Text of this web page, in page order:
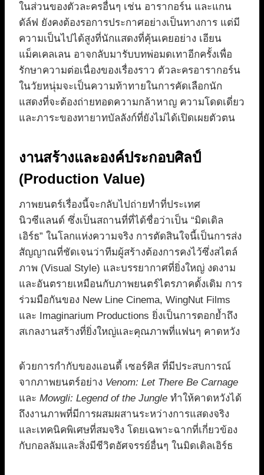
ในส่วนของตัวละครอื่นๆ เช่น อารากอร์น และแกน
ดัล์ฟ ยังคงต้องรอการประกาศอย่างเป็นทางการ แต่มี
ความเป็นไปได้สูงที่นักแสดงที่คุ้นเคยอย่าง เอียน
แม็คเคลเลน อาจกลับมารับบทพ่อมดเทาอีกครั้งเพื่อ
รักษาความต่อเนื่องของเรื่องราว ตัวละครอารากอร์น
ในวัยหนุ่มจะเป็นความท้าทายในการคัดเลือกนัก
แสดงที่จะต้องถ่ายทอดความกล้าหาญ ความโดดเดี่ยว
และภาระของทายาทบัลลังก์ที่ยังไม่ได้เปิดเผยตัวตน
งานสร้างและองค์ประกอบศิลป์
(Production Value)
ภาพยนตร์เรื่องนี้จะกลับไปถ่ายทำที่ประเทศ
นิวซีแลนด์ ซึ่งเป็นสถานที่ที่ได้ชื่อว่าเป็น “มิดเดิล
เอิร์ธ” ในโลกแห่งความจริง การตัดสินใจนี้เป็นการส่ง
สัญญาณที่ชัดเจนว่าทีมผู้สร้างต้องการคงไว้ซึ่งสไตล์
ภาพ (Visual Style) และบรรยากาศที่ยิ่งใหญ่ งดงาม
และอันตรายเหมือนกับภาพยนตร์ไตรภาคดั้งเดิม การ
ร่วมมือกันของ New Line Cinema, WingNut Films
และ Imaginarium Productions ยิ่งเป็นการตอกย้ำถึง
สเกลงานสร้างที่ยิ่งใหญ่และคุณภาพที่แฟนๆ คาดหวัง
ด้วยการกำกับของแอนดี้ เซอร์คิส ที่มีประสบการณ์
จากภาพยนตร์อย่าง Venom: Let There Be Carnage
และ Mowgli: Legend of the Jungle ทำให้คาดหวังได้
ถึงงานภาพที่มีการผสมผสานระหว่างการแสดงจริง
และเทคนิคพิเศษที่สมจริง โดยเฉพาะฉากที่เกี่ยวข้อง
กับกอลลัมและสิ่งมีชีวิตอัศจรรย์อื่นๆ ในมิดเดิลเอิร์ธ